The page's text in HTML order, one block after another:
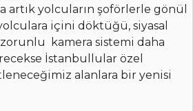
artık yolcuların şoförlerle gönül
içini döktüğü, siyasal
kamera sistemi daha
İstanbullular özel
alanlara bir yenisi